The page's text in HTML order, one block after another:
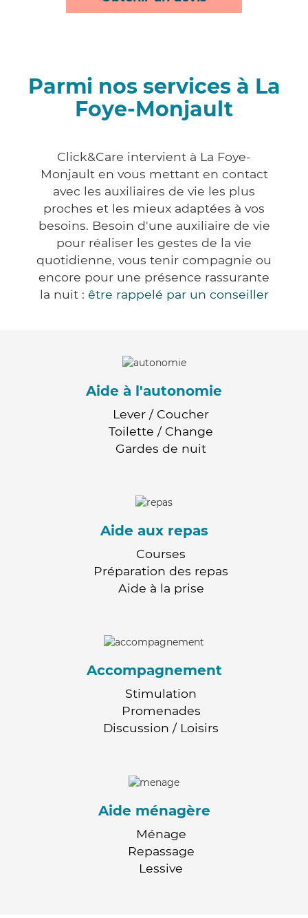
Parmi nos services à La
Foye-Monjault
Click&Care intervient à La Foye-
Monjault en vous mettant en contact
avec les auxiliaires de vie les plus
proches et les mieux adaptées à vos
besoins. Besoin d'une auxiliaire de vie
pour réaliser les gestes de la vie
quotidienne, vous tenir compagnie ou
encore pour une présence rassurante
la nuit : être rappelé par un conseiller
Aide à l'autonomie
Lever / Coucher
Toilette / Change
Gardes de nuit
Aide aux repas
Courses
Préparation des repas
Aide à la prise
Accompagnement
Stimulation
Promenades
Discussion / Loisirs
Aide ménagère
Ménage
Repassage
Lessive